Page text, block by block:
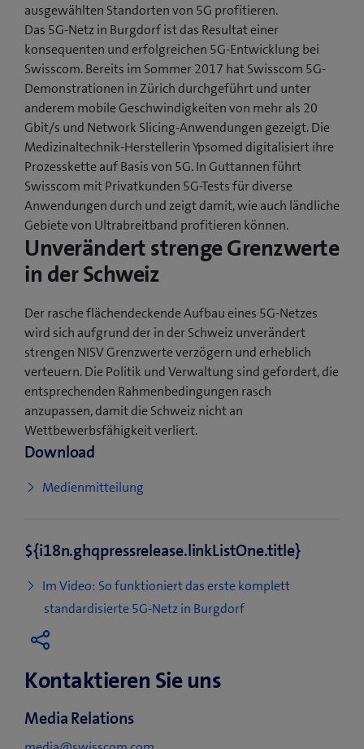
ausgewählten Standorten von 5G profitieren.
Das 5G-Netz in Burgdorf ist das Resultat einer
konsequenten und erfolgreichen 5G-Entwicklung bei
Swisscom. Bereits im Sommer 2017 hat Swisscom 5G-
Demonstrationen in Zürich durchgeführt und unter
anderem mobile Geschwindigkeiten von mehr als 20
Gbit/s und Network Slicing-Anwendungen gezeigt. Die
Medizinaltechnik-Herstellerin Ypsomed digitalisiert ihre
Prozesskette auf Basis von 5G. In Guttannen führt
Swisscom mit Privatkunden 5G-Tests für diverse
Anwendungen durch und zeigt damit, wie auch ländliche
Gebiete von Ultrabreitband profitieren können.
Unverändert strenge Grenzwerte
in der Schweiz
Der rasche flächendeckende Aufbau eines 5G-Netzes
wird sich aufgrund der in der Schweiz unverändert
strengen NISV Grenzwerte verzögern und erheblich
verteuern. Die Politik und Verwaltung sind gefordert, die
entsprechenden Rahmenbedingungen rasch
anzupassen, damit die Schweiz nicht an
Wettbewerbsfähigkeit verliert.
Download
Medienmitteilung
f
n
e
n
${i18n.ghqpressrelease.linkListOne.title}
Im Video: So funktioniert das erste komplett
standardisierte 5G-Netz in Burgdorf(
Kontaktieren Sie uns
Media Relations